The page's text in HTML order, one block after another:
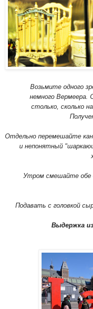
Возьмите одного
немного
столько, сколько
Отдельно перемешайте
и непонятный
Утром смешайте обе
Подавать с головкой
Выдержка